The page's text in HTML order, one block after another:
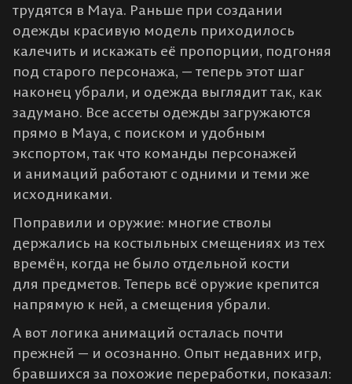
трудятся в Maya. Раньше при создании
одежды красивую модель приходилось
калечить и искажать её пропорции, подгоняя
под старого персонажа, — теперь этот шаг
наконец убрали, и одежда выглядит так, как
задумано. Все ассеты одежды загружаются
прямо в Maya, с поиском и удобным
экспортом, так что команды персонажей
и анимаций работают с одними и теми же
исходниками.
Поправили и оружие: многие стволы
держались на костыльных смещениях из тех
времён, когда не было отдельной кости
для предметов. Теперь всё оружие крепится
напрямую к ней, а смещения убрали.
А вот логика анимаций осталась почти
прежней — и осознанно. Опыт недавних игр,
бравшихся за похожие переработки, показал: